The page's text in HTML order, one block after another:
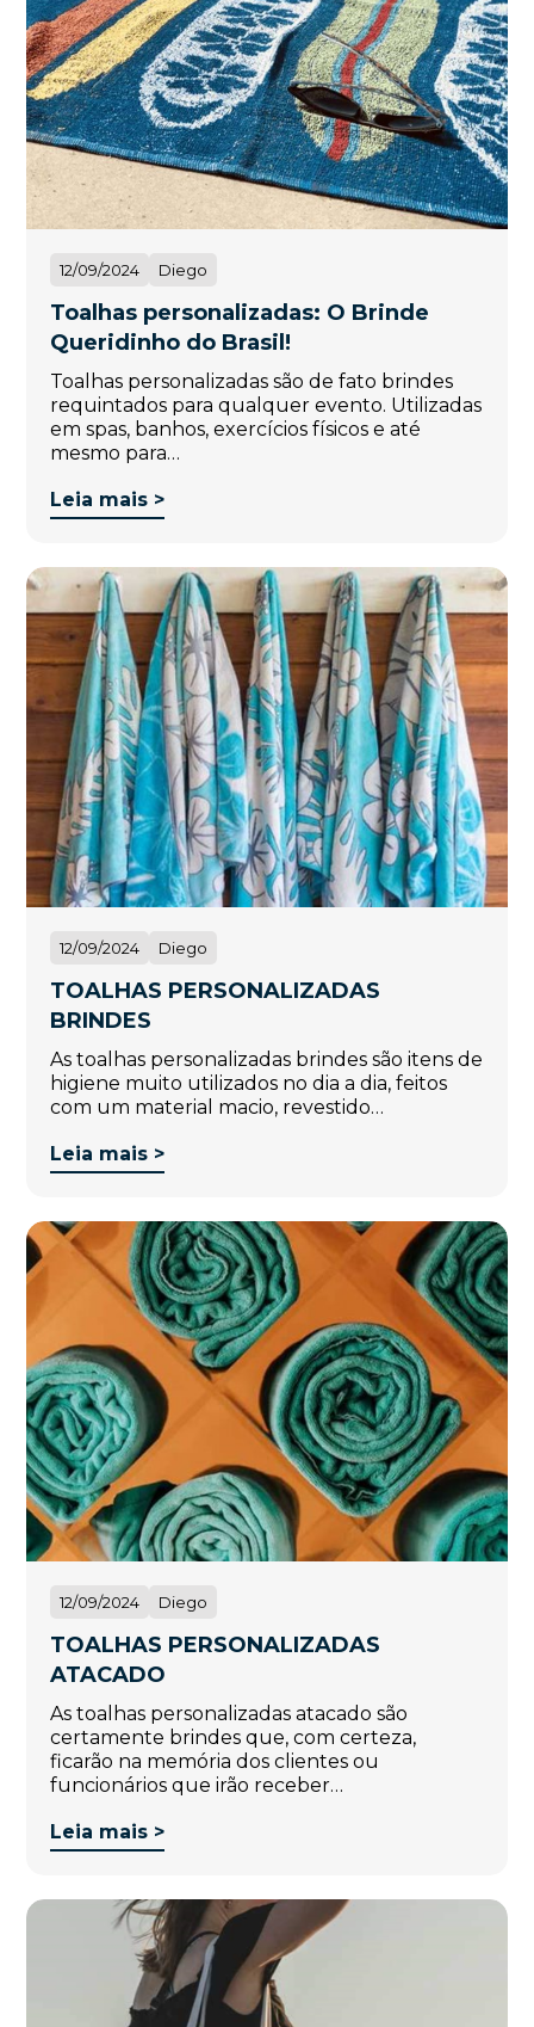
12/09/2024 Diego
Toalhas personalizadas: O Brinde
Queridinho do Brasil!
Toalhas personalizadas são de fato brindes
requintados para qualquer evento. Utilizadas
em spas, banhos, exercícios físicos e até
mesmo para…
Leia mais >
12/09/2024 Diego
TOALHAS PERSONALIZADAS
BRINDES
As toalhas personalizadas brindes são itens de
higiene muito utilizados no dia a dia, feitos
com um material macio, revestido…
Leia mais >
12/09/2024 Diego
TOALHAS PERSONALIZADAS
ATACADO
As toalhas personalizadas atacado são
certamente brindes que, com certeza,
ficarão na memória dos clientes ou
funcionários que irão receber…
Leia mais >